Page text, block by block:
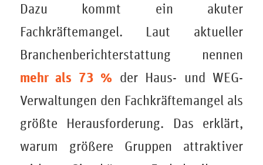
Dazu kommt ein akuter
Fachkräftemangel. Laut aktueller
Branchenberichterstattung nennen
mehr als 73 % der Haus- und WEG-
Verwaltungen den Fachkräftemangel als
größte Herausforderung. Das erklärt,
warum größere Gruppen attraktiver